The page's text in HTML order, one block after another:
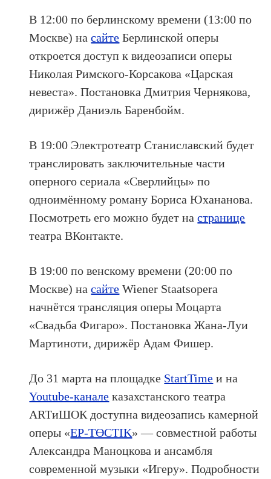
В 12:00 по берлинскому времени (13:00 по
Москве) насайте Берлинской оперы
откроется доступ к видеозаписи оперы
Николая Римского-Корсакова «Царская
невеста». Постановка Дмитрия Чернякова,
дирижёр Даниэль Баренбойм.
В 19:00 Электротеатр Станиславский будет
транслировать заключительные части
оперного сериала «Сверлийцы» по
одноимённому роману Бориса Юхананова.
Посмотреть его можно будет настранице
театра ВКонтакте.
В 19:00 по венскому времени (20:00 по
Москве) насайте Wiener Staatsopera
начнётся трансляция оперы Моцарта
«Свадьба Фигаро». Постановка Жана-Луи
Мартиноти, дирижёр Адам Фишер.
До 31 марта на площадке StartTime и на
Youtube-канале казахстанского театра
ARTиШОК доступна видеозапись камерной
оперы «ЕР-ТӨСТIK» — совместной работы
Александра Маноцкова и ансамбля
современной музыки «Игеру». Подробности